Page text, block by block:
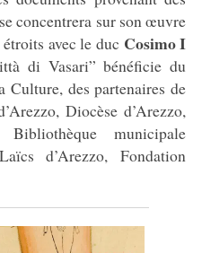
concentrera sur son œuvre
avec le duc Cosimo I
di Vasari” bénéficie du
des partenaires de
Diocèse d’Arezzo,
municipale
d’Arezzo, Fondation